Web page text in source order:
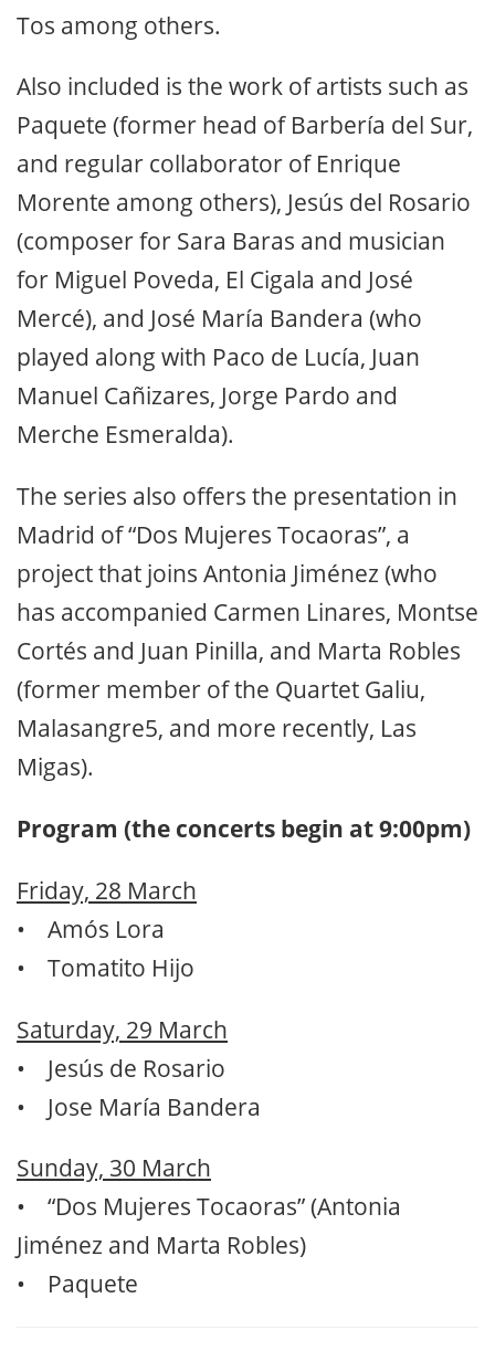
Tos among others.
Also included is the work of artists such as
Paquete (former head of Barbería del Sur,
and regular collaborator of Enrique
Morente among others), Jesús del Rosario
(composer for Sara Baras and musician
for Miguel Poveda, El Cigala and José
Mercé), and José María Bandera (who
played along with Paco de Lucía, Juan
Manuel Cañizares, Jorge Pardo and
Merche Esmeralda).
The series also offers the presentation in
Madrid of “Dos Mujeres Tocaoras”, a
project that joins Antonia Jiménez (who
has accompanied Carmen Linares, Montse
Cortés and Juan Pinilla, and Marta Robles
(former member of the Quartet Galiu,
Malasangre5, and more recently, Las
Migas).
Program (the concerts begin at 9:00pm)
Friday, 28 March
• Amós Lora
• Tomatito Hijo
Saturday, 29 March
• Jesús de Rosario
• Jose María Bandera
Sunday, 30 March
• “Dos Mujeres Tocaoras” (Antonia
Jiménez and Marta Robles)
• Paquete